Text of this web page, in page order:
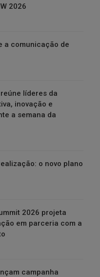
2026
a comunicação de
líderes da
inovação e
a semana da
o novo plano
2026 projeta
em parceria com a
campanha